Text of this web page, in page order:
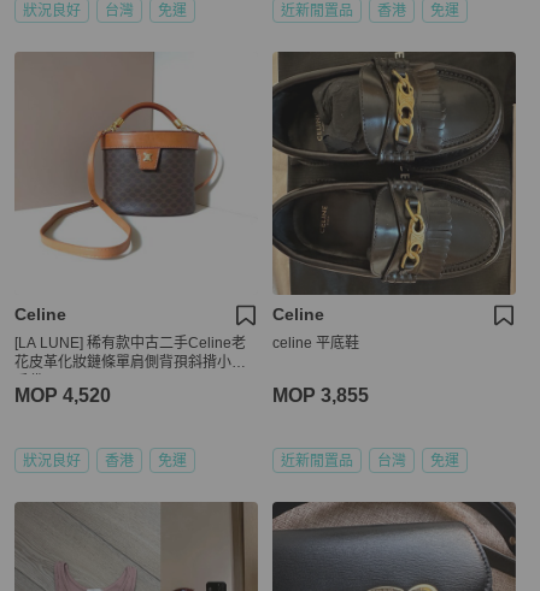
狀況良好 台灣 免運 近新閒置品 香港 免運
Celine
[LA LUNE] 稀有款中古二手Celine老
花皮革化妝鏈條單肩側背孭斜揹小包
MOP 4,520
狀況良好 香港 免運
Celine
celine 平底鞋
MOP 3,855
近新閒置品 台灣 免運